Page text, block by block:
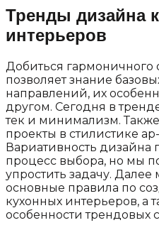
Тренды дизайна
интерьеров
Добиться
позволяет знание
направлений, их
другом. Сегодня в
тек и минимализм.
проекты в стилистике
Вариативность дизайна
процесс выбора, но мы
упростить задачу.
основные правила по
кухонных интерьеров, а
особенности трендовых